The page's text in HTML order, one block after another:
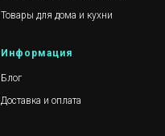
Товары для дома и кухни
Информация
Блог
Доставка и оплата